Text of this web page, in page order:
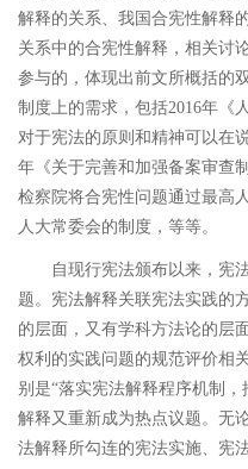
解释的关系、我国合宪性解释
关系中的合宪性解释，相关讨
参与的，体现出前文所概括的
制度上的需求，包括2016年《
对于宪法的原则和精神可以在
年《关于完善和加强备案审查
检察院将合宪性问题通过最高
人大常委会的制度，等等。
自现行宪法颁布以来，宪
题。宪法解释关联宪法实践的
的层面，又有学科方法论的层
权利的实践问题的规范评价相关
别是“落实宪法解释程序机制
解释又重新成为热点议题。 无
法解释所勾连的宪法实施、宪